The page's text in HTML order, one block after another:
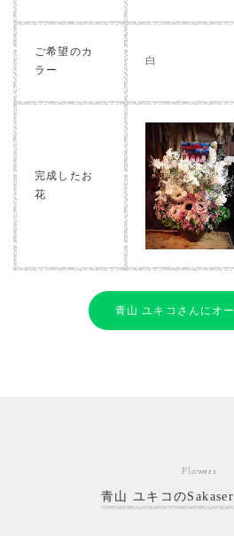
ご希望のカ
ラー
白
完成したお
花
青山 ユキコさんにオ
Flowers
青山 ユキコの